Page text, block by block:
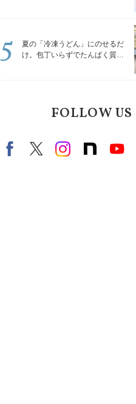
夏の「冷凍うどん」にのせるだ
け。包丁いらずでたんぱく質を
5
FOLLOW US
FacebookX（旧twitter）
instagram
note